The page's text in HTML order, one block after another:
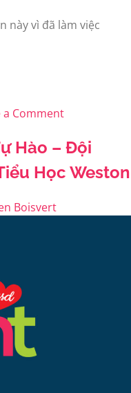
này vì đã làm việc
a Comment
Hào – Đội
Học Weston
Boisvert